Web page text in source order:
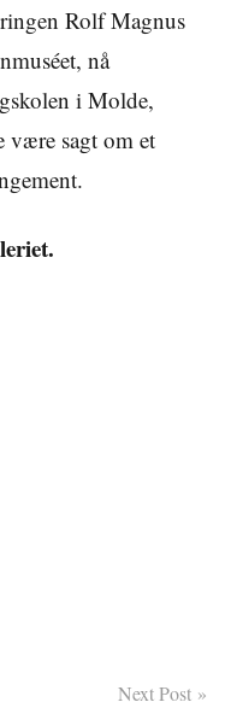
Rolf Magnus
nå
i Molde,
være sagt om et
Next Post